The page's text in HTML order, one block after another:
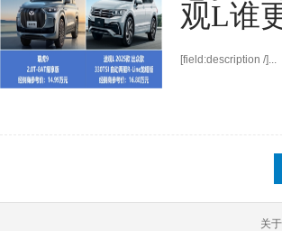
观L谁
[field:description /]...
关